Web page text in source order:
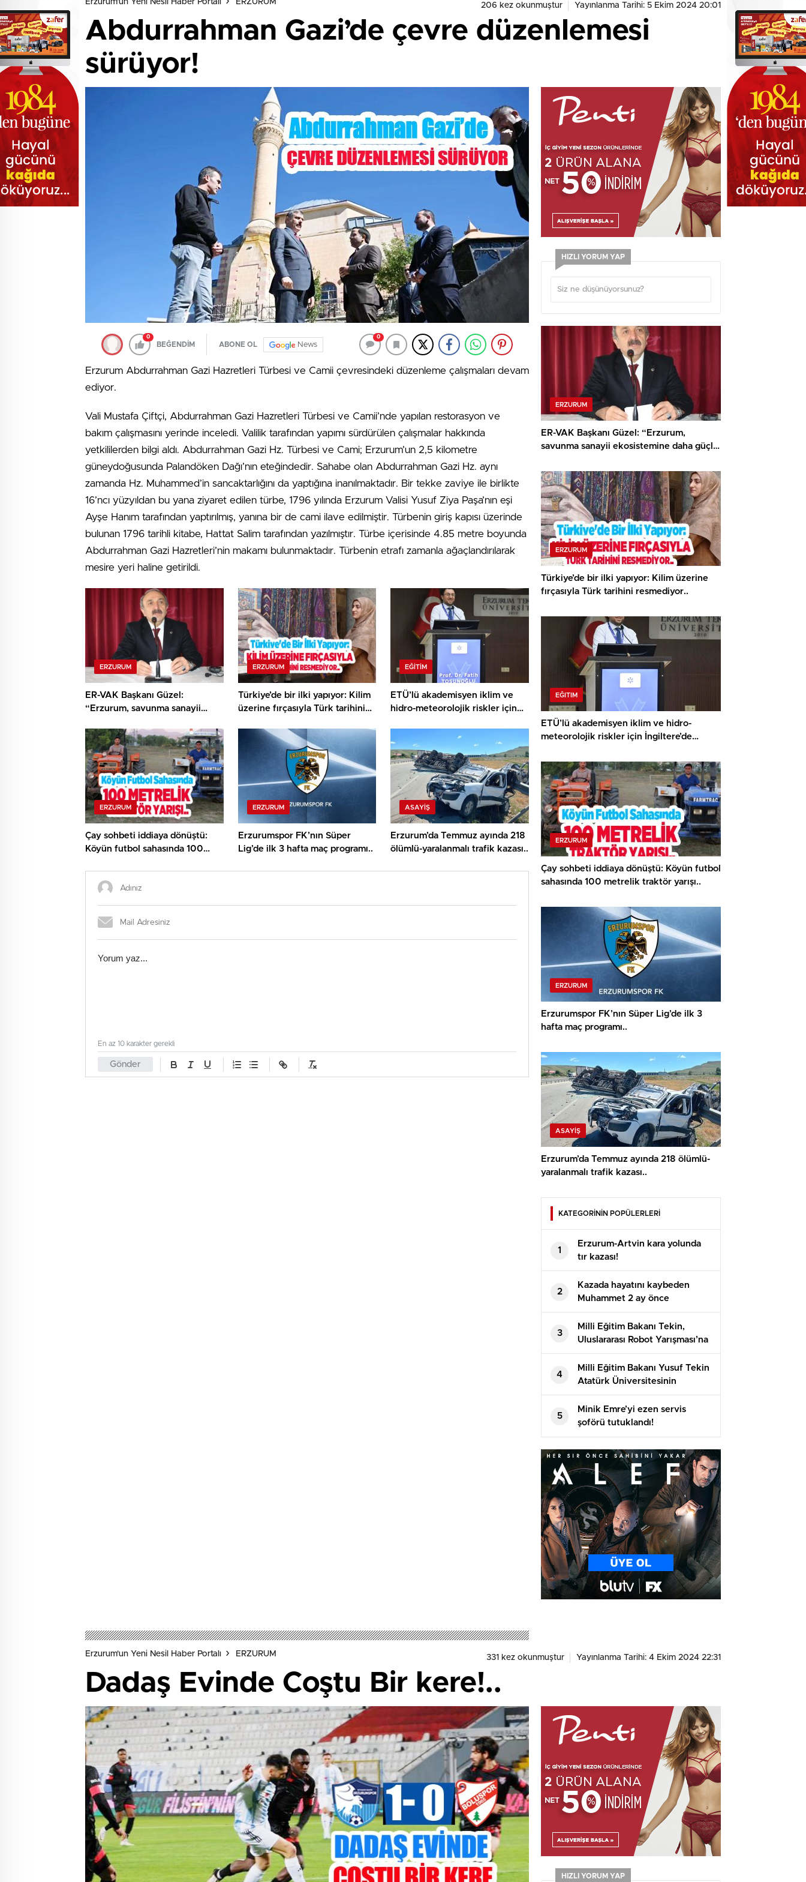
Erzurum'un Yeni Nesil Haber Portalı ERZURUM 206 kez okunmuştur Yayınlanma Tarihi: 5 Ekim 2024 20:01
Abdurrahman Gazi’de çevre düzenlemesi
sürüyor!
0
BEĞENDİM ABONE OL News
0
Erzurum Abdurrahman Gazi Hazretleri Türbesi ve Camii çevresindeki düzenleme çalışmaları devam
ediyor.
Vali Mustafa Çiftçi, Abdurrahman Gazi Hazretleri Türbesi ve Camii’nde yapılan restorasyon ve
bakım çalışmasını yerinde inceledi. Valilik tarafından yapımı sürdürülen çalışmalar hakkında
yetkililerden bilgi aldı. Abdurrahman Gazi Hz. Türbesi ve Cami; Erzurum’un 2,5 kilometre
güneydoğusunda Palandöken Dağı’nın eteğindedir. Sahabe olan Abdurrahman Gazi Hz. aynı
zamanda Hz. Muhammed’in sancaktarlığını da yaptığına inanılmaktadır. Bir tekke zaviye ile birlikte
16’ncı yüzyıldan bu yana ziyaret edilen türbe, 1796 yılında Erzurum Valisi Yusuf Ziya Paşa’nın eşi
Ayşe Hanım tarafından yaptırılmış, yanına bir de cami ilave edilmiştir. Türbenin giriş kapısı üzerinde
bulunan 1796 tarihli kitabe, Hattat Salim tarafından yazılmıştır. Türbe içerisinde 4.85 metre boyunda
Abdurrahman Gazi Hazretleri’nin makamı bulunmaktadır. Türbenin etrafı zamanla ağaçlandırılarak
mesire yeri haline getirildi.
ERZURUM
ER-VAK Başkanı Güzel:
“Erzurum, savunma sanayii
şekilde dâhil edilmeli”..
ERZURUM
Türkiye’de bir ilki yapıyor: Kilim
üzerine fırçasıyla Türk tarihini
EĞITIM
ETÜ’lü akademisyen iklim ve
hidro-meteorolojik riskler için
ERZURUM
Çay sohbeti iddiaya dönüştü:
Köyün futbol sahasında 100
ERZURUM
Erzurumspor FK’nın Süper
Lig’de ilk 3 hafta maç programı..
ASAYİŞ
Erzurum’da Temmuz ayında 218
ölümlü-yaralanmalı trafik kazası..
Gönder
En az 10 karakter gerekli
HIZLI YORUM YAP
ERZURUM
ER-VAK Başkanı Güzel: “Erzurum,
savunma sanayii ekosistemine daha güçlü
ERZURUM
Türkiye’de bir ilki yapıyor: Kilim üzerine
fırçasıyla Türk tarihini resmediyor..
EĞITIM
ETÜ’lü akademisyen iklim ve hidro-
meteorolojik riskler için İngiltere’de
ERZURUM
Çay sohbeti iddiaya dönüştü: Köyün futbol
sahasında 100 metrelik traktör yarışı..
ERZURUM
Erzurumspor FK’nın Süper Lig’de ilk 3
hafta maç programı..
ASAYİŞ
Erzurum’da Temmuz ayında 218 ölümlü-
yaralanmalı trafik kazası..
KATEGORİNİN POPÜLERLERİ
1
Erzurum-Artvin kara yolunda
tır kazası!
2
Kazada hayatını kaybeden
Muhammet 2 ay önce
evlenmişti!
3
Milli Eğitim Bakanı Tekin,
Uluslararası Robot Yarışması’na
katılan öğrencilerle bir araya
geldi
4
Milli Eğitim Bakanı Yusuf Tekin
Atatürk Üniversitesinin
akademik yılı açılış töreninde
konuştu
5
Minik Emre’yi ezen servis
şoförü tutuklandı!
Erzurum'un Yeni Nesil Haber Portalı ERZURUM 331 kez okunmuştur Yayınlanma Tarihi: 4 Ekim 2024 22:31
Dadaş Evinde Coştu Bir kere!..
HIZLI YORUM YAP